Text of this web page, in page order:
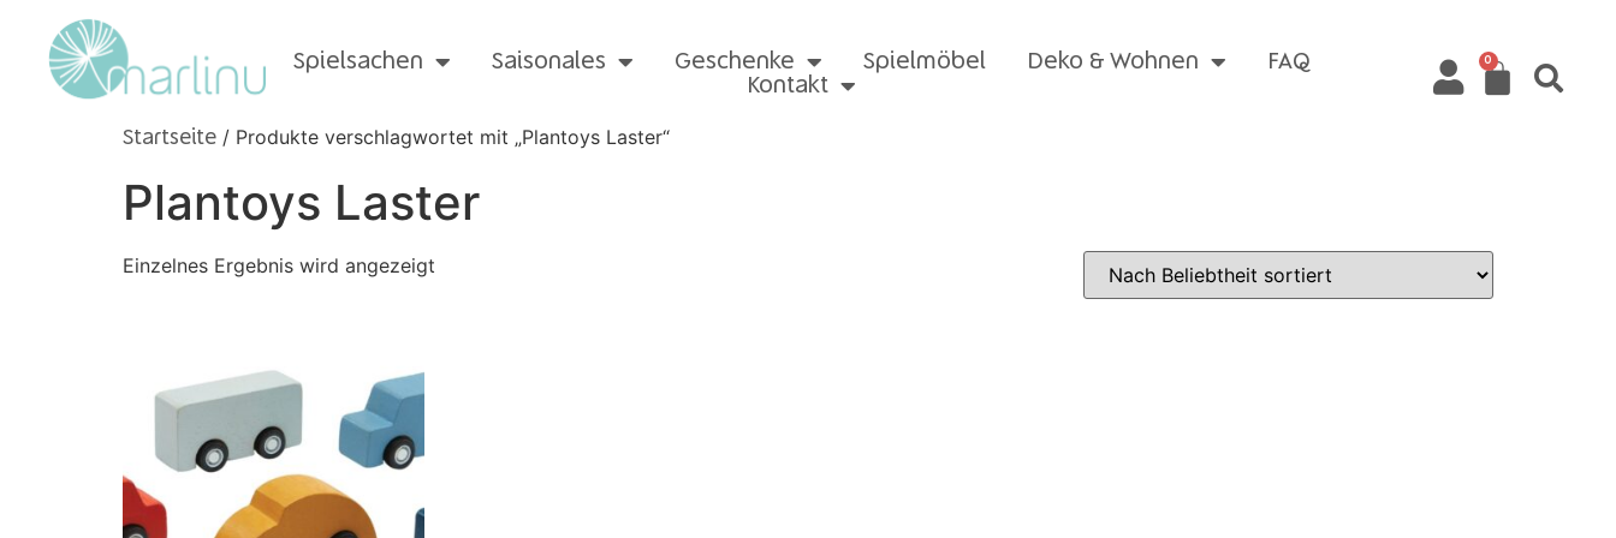
Spielsachen Saisonales Geschenke Spielmöbel Deko & Wohnen
FAQ
Kontakt
0
Startseite / Produkte verschlagwortet mit „Plantoys Laster“
Plantoys Laster
Einzelnes Ergebnis wird angezeigt